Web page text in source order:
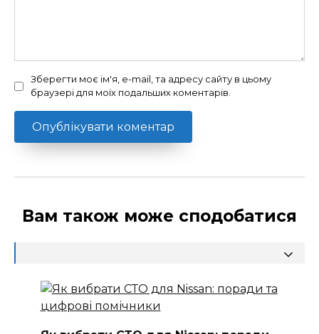
Зберегти моє ім'я, e-mail, та адресу сайту в цьому
браузері для моїх подальших коментарів.
Вам також може сподобатися